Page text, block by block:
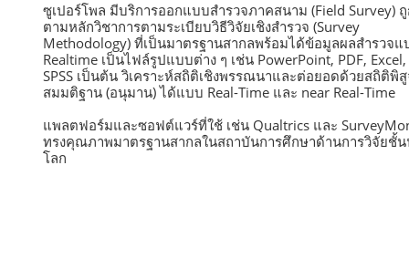
ซูเปอร์โพล มีบริการออกแบบสำรวจภาคสนาม (Field Survey)
ตามหลักวิชาการตามระเบียบวิธีวิจัยเชิงสำรวจ (Survey
Methodology) ที่เป็นมาตรฐานสากลพร้อมได้ข้อมูลผลสำรวจแ
Realtime เป็นไฟล์รูปแบบต่าง ๆ เช่น PowerPoint, PDF, Excel,
SPSS เป็นต้น วิเคราะห์สถิติเชิงพรรณนาและต่อยอดด้วยสถิติพิ
สมมติฐาน (อนุมาน) ได้แบบ Real-Time และ near Real-Time
แพลตฟอร์มและซอฟต์แวร์ที่ใช้ เช่น Qualtrics และ
ทรงคุณภาพมาตรฐานสากลในสถาบันการศึกษาด้านการวิจัยชั้
โลก